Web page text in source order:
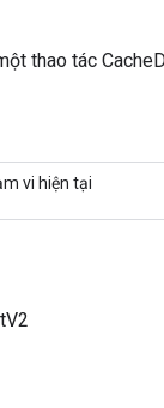
thao tác
vi hiện tại